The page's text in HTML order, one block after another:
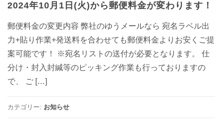
2024年10月1日(火)から郵便料金が変わります！
郵便料金の変更内容 弊社のゆうメールなら 宛名ラベル出
力+貼り作業+発送料を合わせても郵便料金よりお安くご提
案可能です！ ※宛名リストの送付が必要となります。 仕
分け・封入封緘等のピッキング作業も行っておりますの
で、 ご […]
カテゴリー: お知らせ